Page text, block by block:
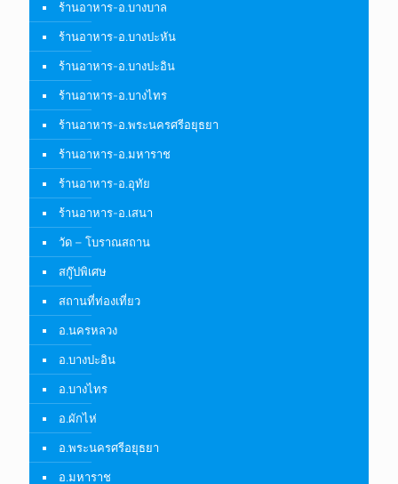
ร้านอาหาร-อ.บางบาล
ร้านอาหาร-อ.บางปะหัน
ร้านอาหาร-อ.บางปะอิน
ร้านอาหาร-อ.บางไทร
ร้านอาหาร-อ.พระนครศรีอยุธยา
ร้านอาหาร-อ.มหาราช
ร้านอาหาร-อ.อุทัย
ร้านอาหาร-อ.เสนา
วัด – โบราณสถาน
สกู๊ปพิเศษ
สถานที่ท่องเที่ยว
อ.นครหลวง
อ.บางปะอิน
อ.บางไทร
อ.ผักไห่
อ.พระนครศรีอยุธยา
อ.มหาราช